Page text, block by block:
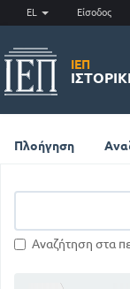
EL Είσοδος
ΙΕΠ
Πλοήγηση
Αναζήτηση στα